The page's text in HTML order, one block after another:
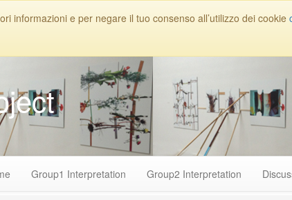
informazioni e per negare il tuo consenso all’utilizzo dei cookie
Group1 Interpretation Group2 Interpretation